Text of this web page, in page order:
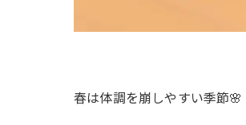
春は体調を崩しやすい季節🌸